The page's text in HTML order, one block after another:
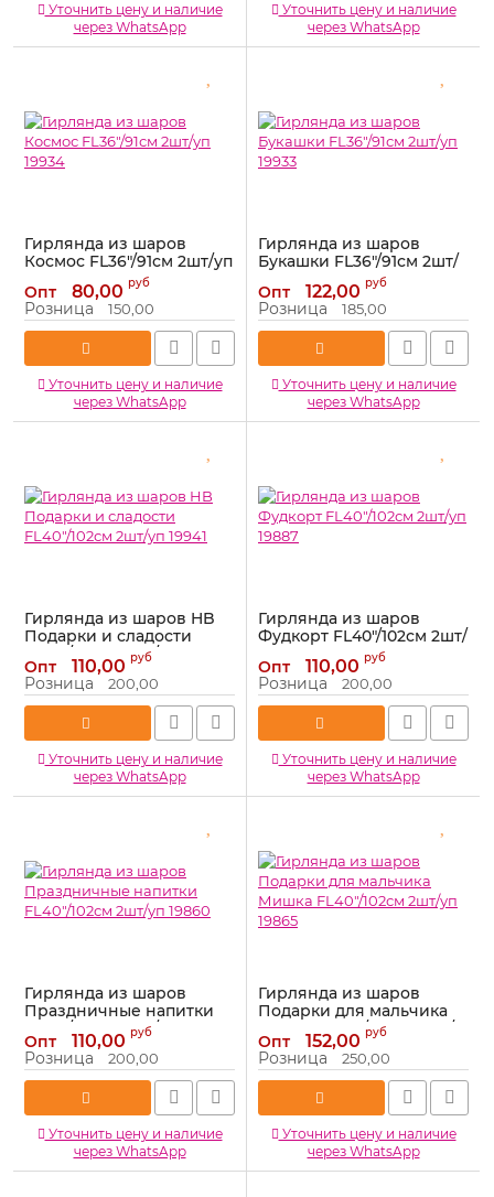
Уточнить цену и наличие
через WhatsApp
Уточнить цену и наличие
через WhatsApp
Гирлянда из шаров
Космос FL36"/91см 2шт/уп
Артикул: 19934
Опт 80,00 руб
Розница 150,00
Уточнить цену и наличие
через WhatsApp
Гирлянда из шаров
Букашки FL36"/91см 2шт/
Артикул: 19933
Опт 122,00 руб
Розница 185,00
Уточнить цену и наличие
через WhatsApp
Гирлянда из шаров HB
Подарки и сладости
FL40"/102см 2шт/уп 19941
Артикул: 19941
Опт 110,00 руб
Розница 200,00
Уточнить цену и наличие
через WhatsApp
Гирлянда из шаров
Фудкорт FL40"/102см 2шт/
Артикул: 19887
Опт 110,00 руб
Розница 200,00
Уточнить цену и наличие
через WhatsApp
Гирлянда из шаров
Праздничные напитки
FL40"/102см 2шт/уп 19860
Артикул: 19860
Опт 110,00 руб
Розница 200,00
Уточнить цену и наличие
через WhatsApp
Гирлянда из шаров
Подарки для мальчика
Мишка FL40"/102см 2шт/
уп 19865
Артикул: 19865
Опт 152,00 руб
Розница 250,00
Уточнить цену и наличие
через WhatsApp